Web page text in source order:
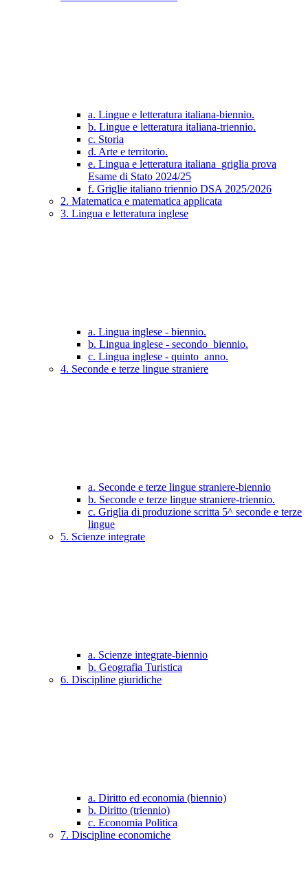
a. Lingue e letteratura italiana-biennio.
b. Lingue e letteratura italiana-triennio.
c. Storia
d. Arte e territorio.
e. Lingua e letteratura italiana_griglia prova
Esame di Stato 2024/25
f. Griglie italiano triennio DSA 2025/2026
2. Matematica e matematica applicata
3. Lingua e letteratura inglese
a. Lingua inglese - biennio.
b. Lingua inglese - secondo_biennio.
c. Lingua inglese - quinto_anno.
4. Seconde e terze lingue straniere
a. Seconde e terze lingue straniere-biennio
b. Seconde e terze lingue straniere-triennio.
c. Griglia di produzione scritta 5^ seconde e terze
lingue
5. Scienze integrate
a. Scienze integrate-biennio
b. Geografia Turistica
6. Discipline giuridiche
a. Diritto ed economia (biennio)
b. Diritto (triennio)
c. Economia Politica
7. Discipline economiche